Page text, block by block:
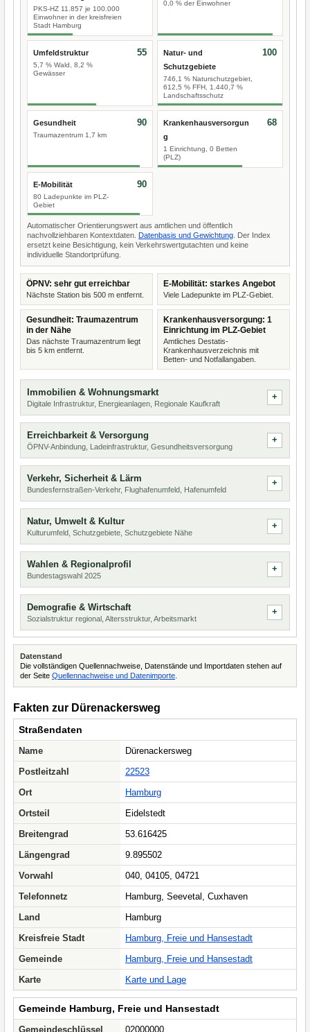
PKS-HZ 11.857 je 100.000
Einwohner in der kreisfreien
Stadt Hamburg
0,0 % der Einwohner
Umfeldstruktur
5,7 % Wald, 8,2 %
Gewässer
55
Natur- und
Schutzgebiete
746,1 % Naturschutzgebiet,
612,5 % FFH, 1.440,7 %
Landschaftsschutz
100
Gesundheit
Traumazentrum 1,7 km
90
Krankenhausversorgun
g
1 Einrichtung, 0 Betten
(PLZ)
68
E-Mobilität
80 Ladepunkte im PLZ-
Gebiet
90
Automatischer Orientierungswert aus amtlichen und öffentlich
nachvollziehbaren Kontextdaten. Datenbasis und Gewichtung . Der Index
ersetzt keine Besichtigung, kein Verkehrswertgutachten und keine
individuelle Standortprüfung.
ÖPNV: sehr gut erreichbar
Nächste Station bis 500 m entfernt.
E-Mobilität: starkes Angebot
Viele Ladepunkte im PLZ-Gebiet.
Gesundheit: Traumazentrum
in der Nähe
Das nächste Traumazentrum liegt
bis 5 km entfernt.
Krankenhausversorgung: 1
Einrichtung im PLZ-Gebiet
Amtliches Destatis-
Krankenhausverzeichnis mit
Betten- und Notfallangaben.
Immobilien & Wohnungsmarkt
Digitale Infrastruktur, Energieanlagen, Regionale Kaufkraft
Erreichbarkeit & Versorgung
ÖPNV-Anbindung, Ladeinfrastruktur, Gesundheitsversorgung
Verkehr, Sicherheit & Lärm
Bundesfernstraßen-Verkehr, Flughafenumfeld, Hafenumfeld
Natur, Umwelt & Kultur
Kulturumfeld, Schutzgebiete, Schutzgebiete Nähe
Wahlen & Regionalprofil
Bundestagswahl 2025
Demografie & Wirtschaft
Sozialstruktur regional, Altersstruktur, Arbeitsmarkt
Datenstand
Die vollständigen Quellennachweise, Datenstände und Importdaten stehen auf
der Seite Quellennachweise und Datenimporte
Fakten zur Dürenackersweg
Straßendaten
Name
Dürenackersweg
Postleitzahl
22523
Ort
Hamburg
Ortsteil
Eidelstedt
Breitengrad
53.616425
Längengrad
9.895502
Vorwahl
040, 04105, 04721
Telefonnetz
Hamburg, Seevetal, Cuxhaven
Land
Hamburg
Kreisfreie Stadt
Hamburg, Freie und Hansestadt
Gemeinde
Hamburg, Freie und Hansestadt
Karte
Karte und Lage
Gemeinde Hamburg, Freie und Hansestadt
Gemeindeschlüssel
02000000